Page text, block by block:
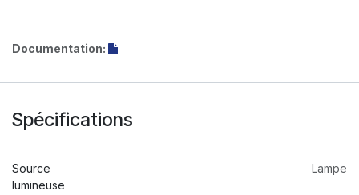
Documentation:
Spécifications
Source
lumineuse
Lampe